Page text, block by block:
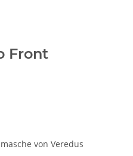
Front
von Veredus